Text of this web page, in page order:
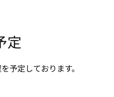
定
予定しております。